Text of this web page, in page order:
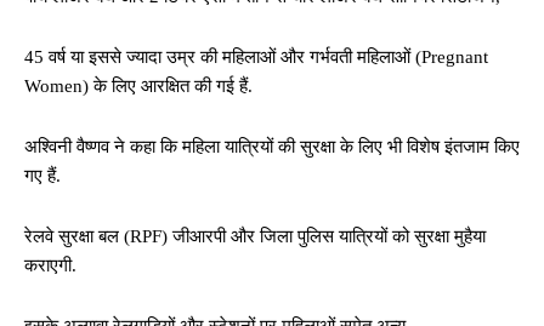
45 वर्ष या इससे ज्‍यादा उम्र की महिलाओं और गर्भवती महिलाओं (Pregnant
Women) के लिए आरक्षित की गई हैं.
अश्‍व‍िनी वैष्‍णव ने कहा क‍ि महिला यात्रियों की सुरक्षा के लिए भी विशेष इंतजाम किए
गए हैं.
रेलवे सुरक्षा बल (RPF) जीआरपी और जिला पुलिस यात्रियों को सुरक्षा मुहैया
कराएगी.